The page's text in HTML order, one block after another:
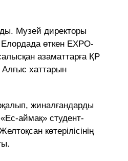
Музей директоры
өткен EXPO-
азаматтарға ҚР
хаттарын
жиналғандарды
аймақ» студент-
көтерілісінің